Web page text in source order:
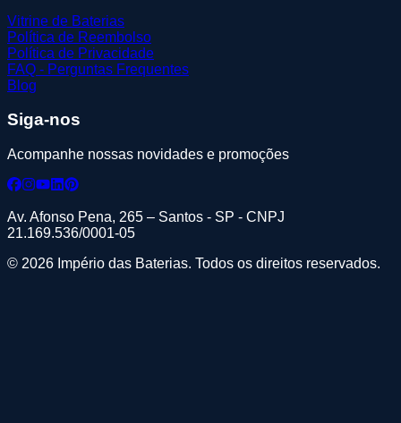
Vitrine de Baterias
Política de Reembolso
Política de Privacidade
FAQ - Perguntas Frequentes
Blog
Siga-nos
Acompanhe nossas novidades e promoções
Av. Afonso Pena, 265 – Santos - SP - CNPJ
21.169.536/0001-05
© 2026 Império das Baterias. Todos os direitos reservados.